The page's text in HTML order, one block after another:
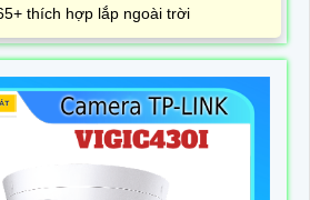
thích hợp lắp ngoài trời